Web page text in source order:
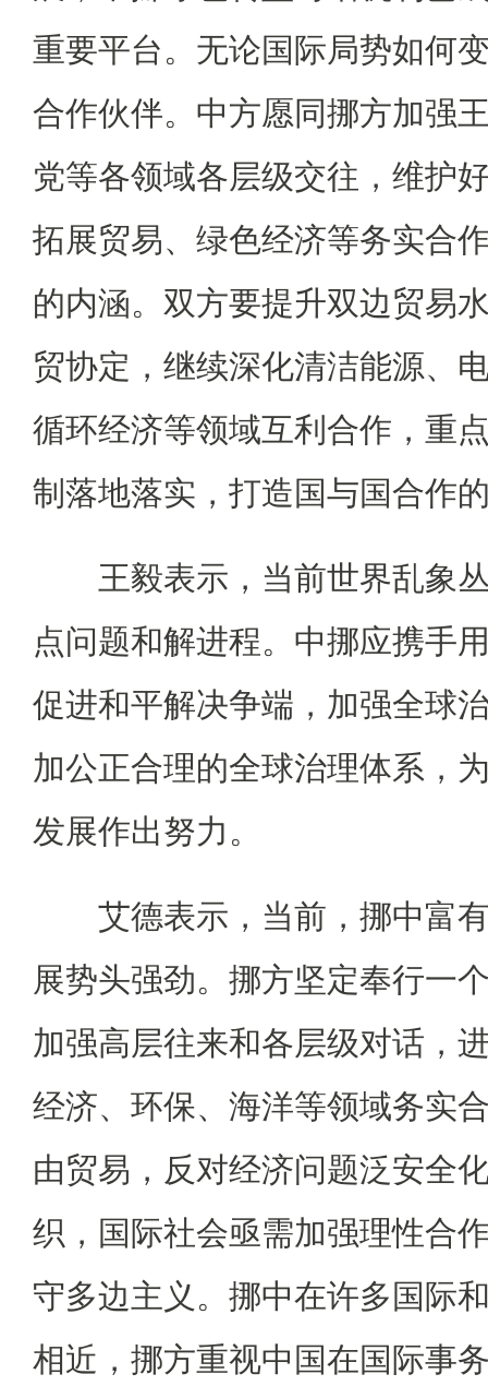
重要平台。无论国际局势如何
合作伙伴。中方愿同挪方加强
党等各领域各层级交往，维护
拓展贸易、绿色经济等务实合
的内涵。双方要提升双边贸易
贸协定，继续深化清洁能源、
循环经济等领域互利合作，重
制落地落实，打造国与国合作
王毅表示，当前世界乱象丛
点问题和解进程。中挪应携手
促进和平解决争端，加强全球
加公正合理的全球治理体系，
发展作出努力。
艾德表示，当前，挪中富有
展势头强劲。挪方坚定奉行一
加强高层往来和各层级对话，
经济、环保、海洋等领域务实
由贸易，反对经济问题泛安全
织，国际社会亟需加强理性合
守多边主义。挪中在许多国际
相近，挪方重视中国在国际事